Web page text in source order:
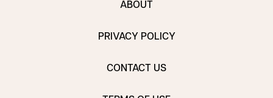
ABOUT
PRIVACY POLICY
CONTACT US